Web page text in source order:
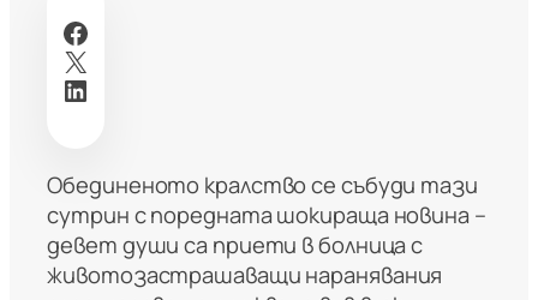
Facebook
X
LinkedIn
Обединеното кралство се събуди тази
сутрин с поредната шокираща новина –
девет души са приети в болница с
животозастрашаващи наранявания